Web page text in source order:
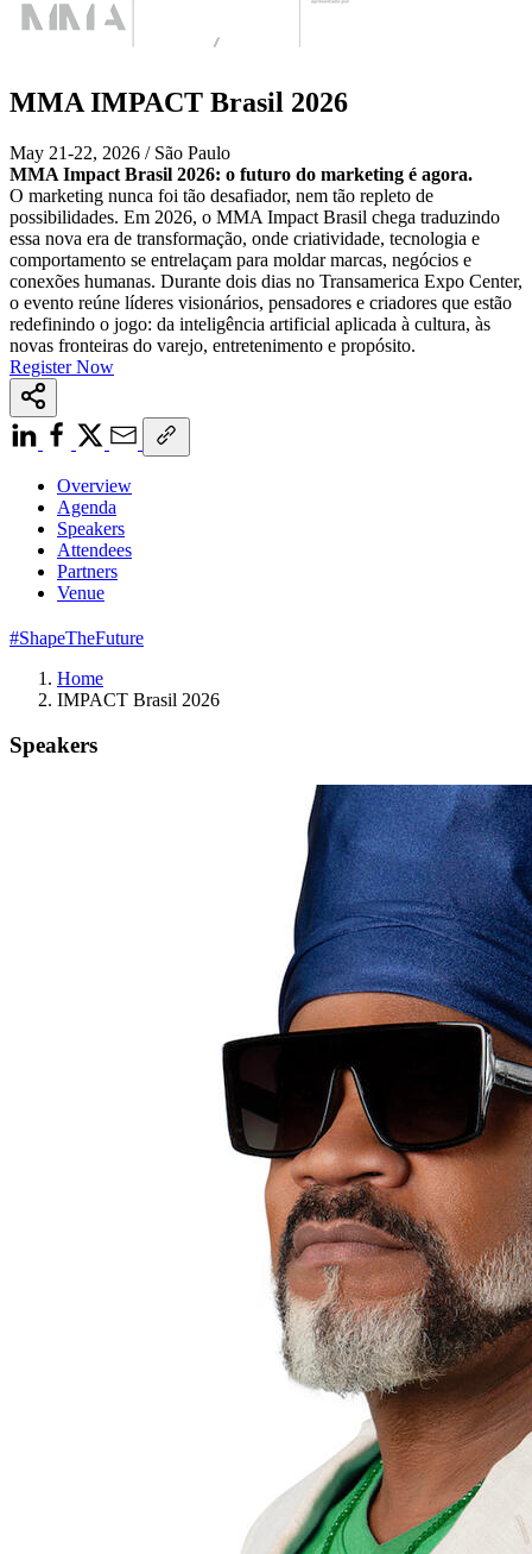
MMA IMPACT Brasil 2026
May 21-22, 2026 / São Paulo
MMA Impact Brasil 2026: o futuro do marketing é agora.
O marketing nunca foi tão desafiador, nem tão repleto de
possibilidades. Em 2026, o MMA Impact Brasil chega traduzindo
essa nova era de transformação, onde criatividade, tecnologia e
comportamento se entrelaçam para moldar marcas, negócios e
conexões humanas. Durante dois dias no Transamerica Expo Center,
o evento reúne líderes visionários, pensadores e criadores que estão
redefinindo o jogo: da inteligência artificial aplicada à cultura, às
novas fronteiras do varejo, entretenimento e propósito.
Register Now
Overview
Agenda
Speakers
Attendees
Partners
Venue
#ShapeTheFuture
Home
IMPACT Brasil 2026
Speakers